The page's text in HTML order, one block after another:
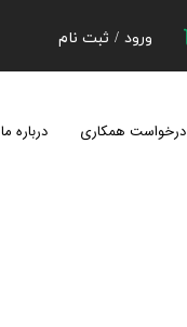
ورود / ثبت نام
حساب کاربری من
درخواست همکاری درباره ما